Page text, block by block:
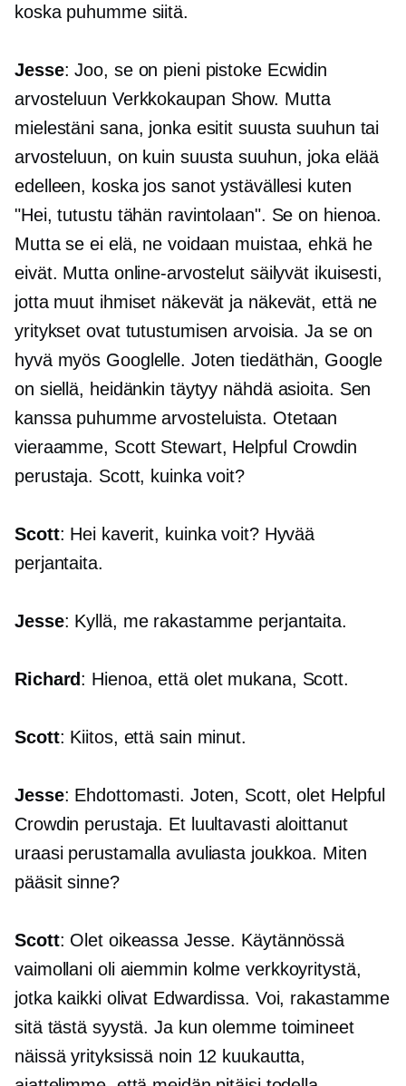
koska puhumme siitä.
Jesse: Joo, se on pieni pistoke Ecwidin
arvosteluun Verkkokaupan Show. Mutta
mielestäni sana, jonka esitit suusta suuhun tai
arvosteluun, on kuin suusta suuhun, joka elää
edelleen, koska jos sanot ystävällesi kuten
"Hei, tutustu tähän ravintolaan". Se on hienoa.
Mutta se ei elä, ne voidaan muistaa, ehkä he
eivät. Mutta online-arvostelut säilyvät ikuisesti,
jotta muut ihmiset näkevät ja näkevät, että ne
yritykset ovat tutustumisen arvoisia. Ja se on
hyvä myös Googlelle. Joten tiedäthän, Google
on siellä, heidänkin täytyy nähdä asioita. Sen
kanssa puhumme arvosteluista. Otetaan
vieraamme, Scott Stewart, Helpful Crowdin
perustaja. Scott, kuinka voit?
Scott: Hei kaverit, kuinka voit? Hyvää
perjantaita.
Jesse: Kyllä, me rakastamme perjantaita.
Richard: Hienoa, että olet mukana, Scott.
Scott: Kiitos, että sain minut.
Jesse: Ehdottomasti. Joten, Scott, olet Helpful
Crowdin perustaja. Et luultavasti aloittanut
uraasi perustamalla avuliasta joukkoa. Miten
pääsit sinne?
Scott: Olet oikeassa Jesse. Käytännössä
vaimollani oli aiemmin kolme verkkoyritystä,
jotka kaikki olivat Edwardissa. Voi, rakastamme
sitä tästä syystä. Ja kun olemme toimineet
näissä yrityksissä noin 12 kuukautta,